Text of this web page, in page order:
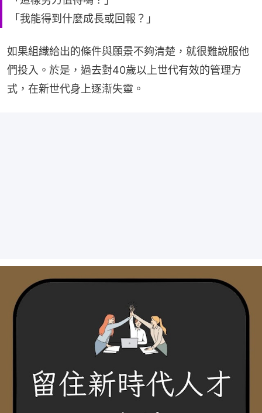
「我能得到什麼成長或回報？」
如果組織給出的條件與願景不夠清楚，就很難說服他
們投入。於是，過去對40歲以上世代有效的管理方
式，在新世代身上逐漸失靈。